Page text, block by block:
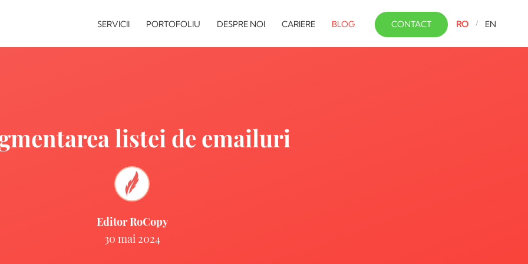
SERVICII PORTOFOLIU DESPRE NOI CARIERE BLOG CONTACT RO EN
listei de emailuri
Editor RoCopy
30 mai 2024